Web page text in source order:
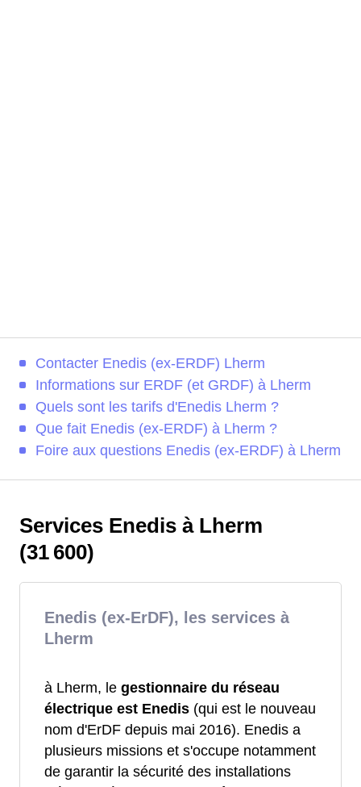
Contacter Enedis (ex-ERDF) Lherm
Informations sur ERDF (et GRDF) à Lherm
Quels sont les tarifs d'Enedis Lherm ?
Que fait Enedis (ex-ERDF) à Lherm ?
Foire aux questions Enedis (ex-ERDF) à Lherm
Services Enedis à Lherm
(31 600)
Enedis (ex-ErDF), les services à
Lherm
à Lherm, le gestionnaire du réseau
électrique est Enedis (qui est le nouveau
nom d'ErDF depuis mai 2016). Enedis a
plusieurs missions et s'occupe notamment
de garantir la sécurité des installations